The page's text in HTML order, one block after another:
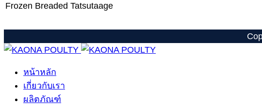
Frozen Breaded Tatsutaage
หน้าหลัก
เกี่ยวกับเรา
ผลิตภัณฑ์